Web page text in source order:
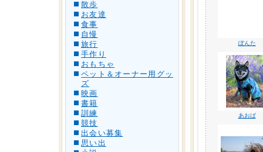
散歩
お友達
食事
自慢
旅行
手作り
おもちゃ
ペット＆オーナー用グッ
ズ
映画
書籍
訓練
競技
出会い募集
思い出
ぽんた
あおば